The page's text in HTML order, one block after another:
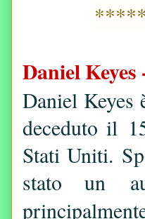
Daniel Keyes
Daniel
deceduto il
Stati Uniti.
stato un